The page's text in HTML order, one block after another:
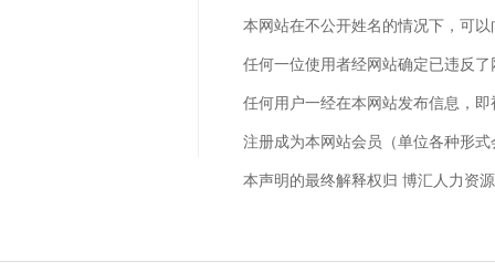
本网站在不公开姓名的情况下，可
任何一位使用者经网站确定已违反
任何用户一经在本网站发布信息，
注册成为本网站会员（单位各种形
本声明的最终解释权归 博汇人力资